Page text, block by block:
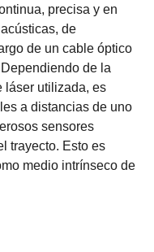
precisa y en
de
de un cable óptico
de la
láser utilizada, es
a distancias de uno
sensores
trayecto. Esto es
medio intrínseco de